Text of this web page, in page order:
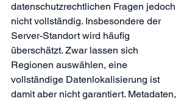
datenschutzrechtlichen Fragen jedoch
nicht vollständig. Insbesondere der
Server-Standort wird häufig
überschätzt. Zwar lassen sich
Regionen auswählen, eine
vollständige Datenlokalisierung ist
damit aber nicht garantiert. Metadaten,